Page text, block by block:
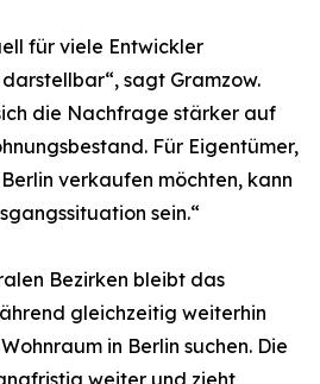
für viele Entwickler
sagt Gramzow.
die Nachfrage stärker auf
Für Eigentümer,
verkaufen möchten, kann
sein.“
Bezirken bleibt das
gleichzeitig weiterhin
in Berlin suchen. Die